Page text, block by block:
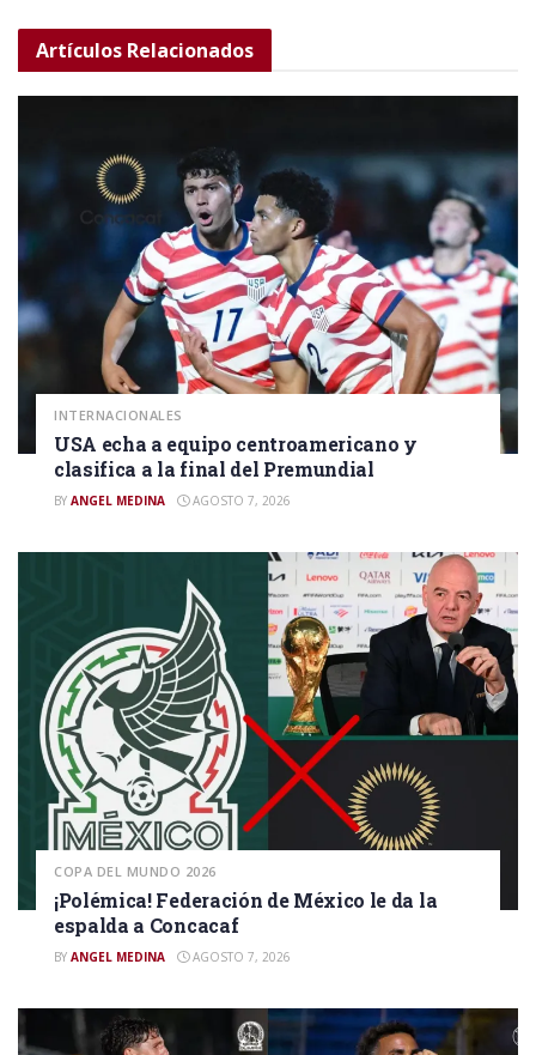
Artículos Relacionados
INTERNACIONALES
USA echa a equipo centroamericano y
clasifica a la final del Premundial
BY ANGEL MEDINA AGOSTO 7, 2026
COPA DEL MUNDO 2026
¡Polémica! Federación de México le da la
espalda a Concacaf
BY ANGEL MEDINA AGOSTO 7, 2026